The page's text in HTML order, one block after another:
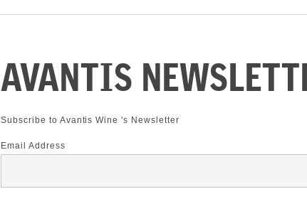
AVANTIS
Subscribe to Avantis Wine 's Newsletter
Email Address